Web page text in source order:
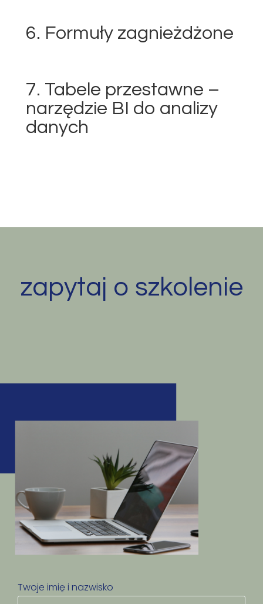
6. Formuły zagnieżdżone
7. Tabele przestawne –
narzędzie BI do analizy
danych
zapytaj o szkolenie
Twoje imię i nazwisko